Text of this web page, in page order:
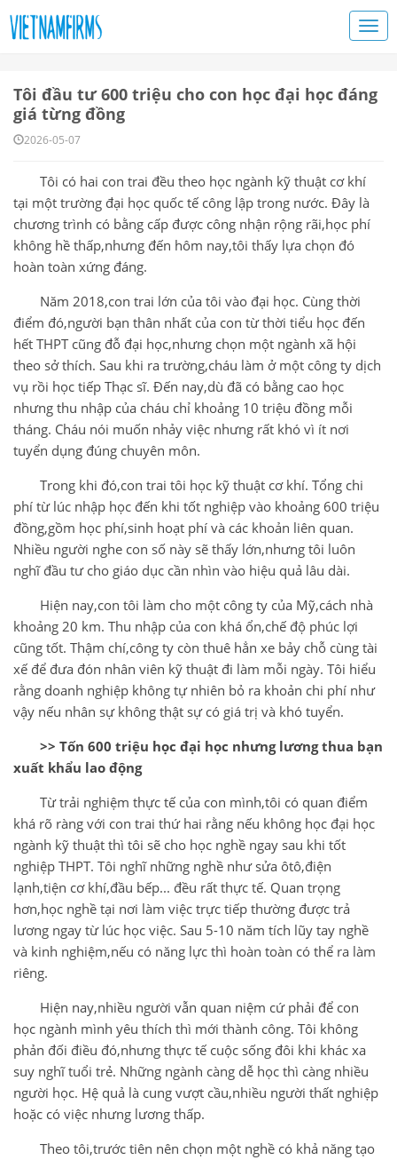
Tôi đầu tư 600 triệu cho con học đại học đáng
giá từng đồng
2026-05-07
Tôi có hai con trai đều theo học ngành kỹ thuật cơ khí
tại một trường đại học quốc tế công lập trong nước. Đây là
chương trình có bằng cấp được công nhận rộng rãi,học phí
không hề thấp,nhưng đến hôm nay,tôi thấy lựa chọn đó
hoàn toàn xứng đáng.
Năm 2018,con trai lớn của tôi vào đại học. Cùng thời
điểm đó,người bạn thân nhất của con từ thời tiểu học đến
hết THPT cũng đỗ đại học,nhưng chọn một ngành xã hội
theo sở thích. Sau khi ra trường,cháu làm ở một công ty dịch
vụ rồi học tiếp Thạc sĩ. Đến nay,dù đã có bằng cao học
nhưng thu nhập của cháu chỉ khoảng 10 triệu đồng mỗi
tháng. Cháu nói muốn nhảy việc nhưng rất khó vì ít nơi
tuyển dụng đúng chuyên môn.
Trong khi đó,con trai tôi học kỹ thuật cơ khí. Tổng chi
phí từ lúc nhập học đến khi tốt nghiệp vào khoảng 600 triệu
đồng,gồm học phí,sinh hoạt phí và các khoản liên quan.
Nhiều người nghe con số này sẽ thấy lớn,nhưng tôi luôn
nghĩ đầu tư cho giáo dục cần nhìn vào hiệu quả lâu dài.
Hiện nay,con tôi làm cho một công ty của Mỹ,cách nhà
khoảng 20 km. Thu nhập của con khá ổn,chế độ phúc lợi
cũng tốt. Thậm chí,công ty còn thuê hẳn xe bảy chỗ cùng tài
xế để đưa đón nhân viên kỹ thuật đi làm mỗi ngày. Tôi hiểu
rằng doanh nghiệp không tự nhiên bỏ ra khoản chi phí như
vậy nếu nhân sự không thật sự có giá trị và khó tuyển.
>> Tốn 600 triệu học đại học nhưng lương thua bạn
xuất khẩu lao động
Từ trải nghiệm thực tế của con mình,tôi có quan điểm
khá rõ ràng với con trai thứ hai rằng nếu không học đại học
ngành kỹ thuật thì tôi sẽ cho học nghề ngay sau khi tốt
nghiệp THPT. Tôi nghĩ những nghề như sửa ôtô,điện
lạnh,tiện cơ khí,đầu bếp... đều rất thực tế. Quan trọng
hơn,học nghề tại nơi làm việc trực tiếp thường được trả
lương ngay từ lúc học việc. Sau 5-10 năm tích lũy tay nghề
và kinh nghiệm,nếu có năng lực thì hoàn toàn có thể ra làm
riêng.
Hiện nay,nhiều người vẫn quan niệm cứ phải để con
học ngành mình yêu thích thì mới thành công. Tôi không
phản đối điều đó,nhưng thực tế cuộc sống đôi khi khác xa
suy nghĩ tuổi trẻ. Những ngành càng dễ học thì càng nhiều
người học. Hệ quả là cung vượt cầu,nhiều người thất nghiệp
hoặc có việc nhưng lương thấp.
Theo tôi,trước tiên nên chọn một nghề có khả năng tạo